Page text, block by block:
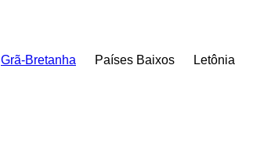
Grã-Bretanha Países Baixos
Letônia